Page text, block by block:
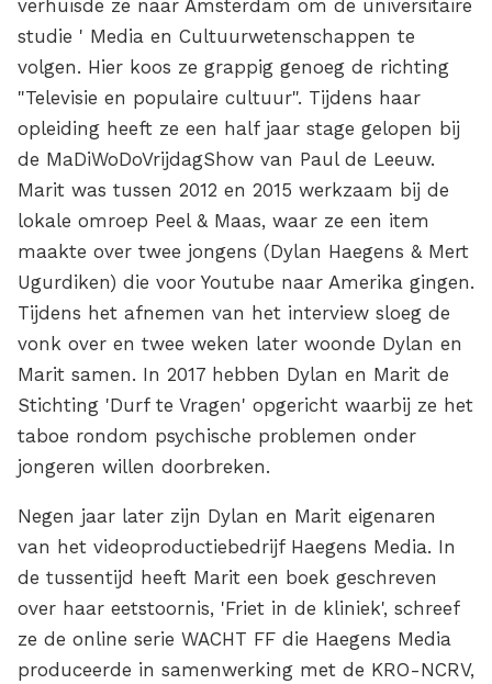
verhuisde ze naar Amsterdam om de universitaire
studie ' Media en Cultuurwetenschappen te
volgen. Hier koos ze grappig genoeg de richting
"Televisie en populaire cultuur". Tijdens haar
opleiding heeft ze een half jaar stage gelopen bij
de MaDiWoDoVrijdagShow van Paul de Leeuw.
Marit was tussen 2012 en 2015 werkzaam bij de
lokale omroep Peel & Maas, waar ze een item
maakte over twee jongens (Dylan Haegens & Mert
Ugurdiken) die voor Youtube naar Amerika gingen.
Tijdens het afnemen van het interview sloeg de
vonk over en twee weken later woonde Dylan en
Marit samen. In 2017 hebben Dylan en Marit de
Stichting 'Durf te Vragen' opgericht waarbij ze het
taboe rondom psychische problemen onder
jongeren willen doorbreken.
Negen jaar later zijn Dylan en Marit eigenaren
van het videoproductiebedrijf Haegens Media. In
de tussentijd heeft Marit een boek geschreven
over haar eetstoornis, 'Friet in de kliniek', schreef
ze de online serie WACHT FF die Haegens Media
produceerde in samenwerking met de KRO-NCRV,